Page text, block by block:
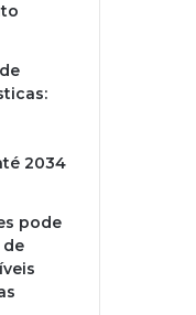
2034
pode
de